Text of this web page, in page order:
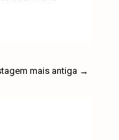
mais antiga →